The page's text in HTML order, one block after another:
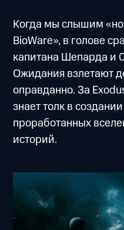
Когда мы слышим
BioWare», в голове
капитана Шепарда и
Ожидания взлетают
оправданно. За
знает толк в
проработанных
историй.